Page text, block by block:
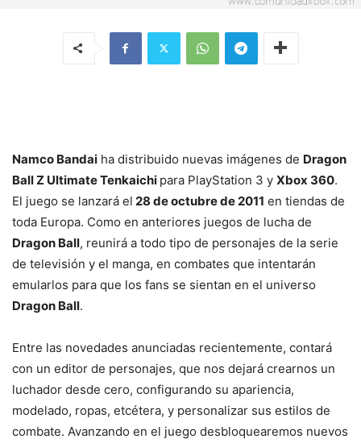
Namco Bandai ha distribuido nuevas imágenes de Dragon
Ball Z Ultimate Tenkaichi para PlayStation 3 y Xbox 360.
El juego se lanzará el 28 de octubre de 2011 en tiendas de
toda Europa. Como en anteriores juegos de lucha de
Dragon Ball, reunirá a todo tipo de personajes de la serie
de televisión y el manga, en combates que intentarán
emularlos para que los fans se sientan en el universo
Dragon Ball.
Entre las novedades anunciadas recientemente, contará
con un editor de personajes, que nos dejará crearnos un
luchador desde cero, configurando su apariencia,
modelado, ropas, etcétera, y personalizar sus estilos de
combate. Avanzando en el juego desbloquearemos nuevos